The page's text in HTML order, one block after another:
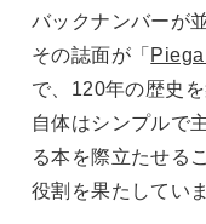
バックナンバーが
その誌面が「
で、120年の歴史
自体はシンプルで
る本を際立たせる
役割を果たしていま